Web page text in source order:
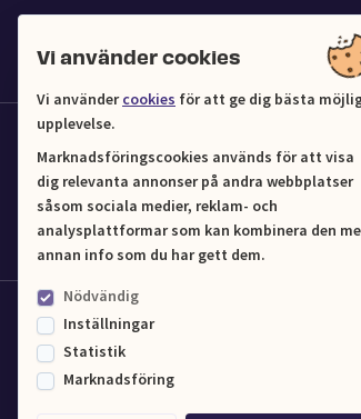
Vi använder cookies
Vi användercookies för att ge dig bästa
upplevelse.
Marknadsföringscookies används för att visa
dig relevanta annonser på andra webbplatser
såsom sociala medier, reklam- och
analysplattformar som kan kombinera den
annan info som du har gett dem.
Nödvändig
Inställningar
Statistik
Marknadsföring
Vi samarbetar med UC för kredit och
Lånekoll (Org.nr 556961-4216) har tillstånd
(2016:1024) om verksamhet med